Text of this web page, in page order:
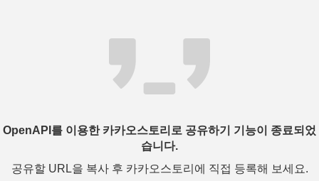
OpenAPI를 이용한 카카오스토리로 공유하기 기능이 종료되었
습니다.
공유할 URL을 복사 후 카카오스토리에 직접 등록해 보세요.